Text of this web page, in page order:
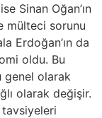
Sinan Oğan’ın
mülteci sorunu
Erdoğan’ın da
oldu. Bu
genel olarak
olarak değişir.
tavsiyeleri